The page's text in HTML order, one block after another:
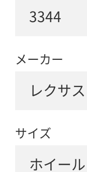
3344
メーカー
レクサ
サイズ
ホイー